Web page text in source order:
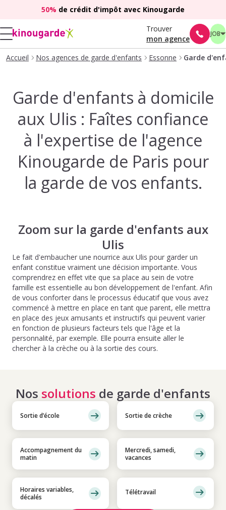
50% de crédit d'impôt avec Kinougarde
Trouver
mon agence
JOB
Accueil Nos agences de garde d'enfants Essonne Garde
Garde d'enfants à domicile
aux Ulis : Faîtes confiance
à l'expertise de l'agence
Kinougarde de Paris pour
la garde de vos enfants.
Zoom sur la garde d'enfants aux
Ulis
Le fait d'embaucher une nourrice aux Ulis pour garder un
enfant constitue vraiment une décision importante. Vous
comprendrez en effet vite que sa place au sein de votre
famille est essentielle au bon développement de l'enfant. Afin
de vous conforter dans le processus éducatif que vous avez
commencé à mettre en place en tant que parent, elle mettra
en place des jeux amusants et instructifs qui peuvent varier
en fonction de plusieurs facteurs tels que l'âge et la
personnalité, par exemple. Elle pourra ensuite aller le
chercher à la crèche ou à la sortie des cours.
Nos solutions de garde d'enfants
Sortie d’école Sortie de crèche
Accompagnement du
matin
Mercredi, samedi,
vacances
Horaires variables,
décalés
Télétravail